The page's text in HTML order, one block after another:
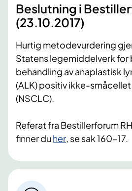
Beslutning i
(23.10.2017)
Hurtig metodevurdering
Statens legemiddelverk for
behandling av anaplastisk
(ALK) positiv ikke-
(NSCLC).
Referat fra Bestillerforum
finner du her , se sak 160-17.